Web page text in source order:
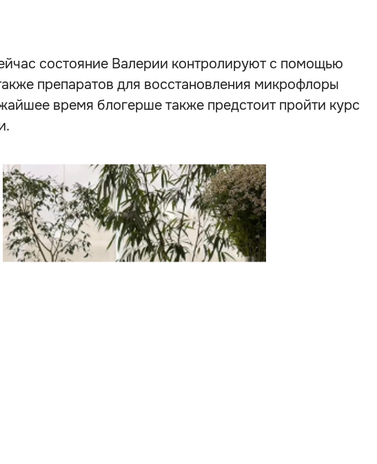
состояние Валерии контролируют с помощью
препаратов для восстановления микрофлоры
время блогерше также предстоит пройти курс